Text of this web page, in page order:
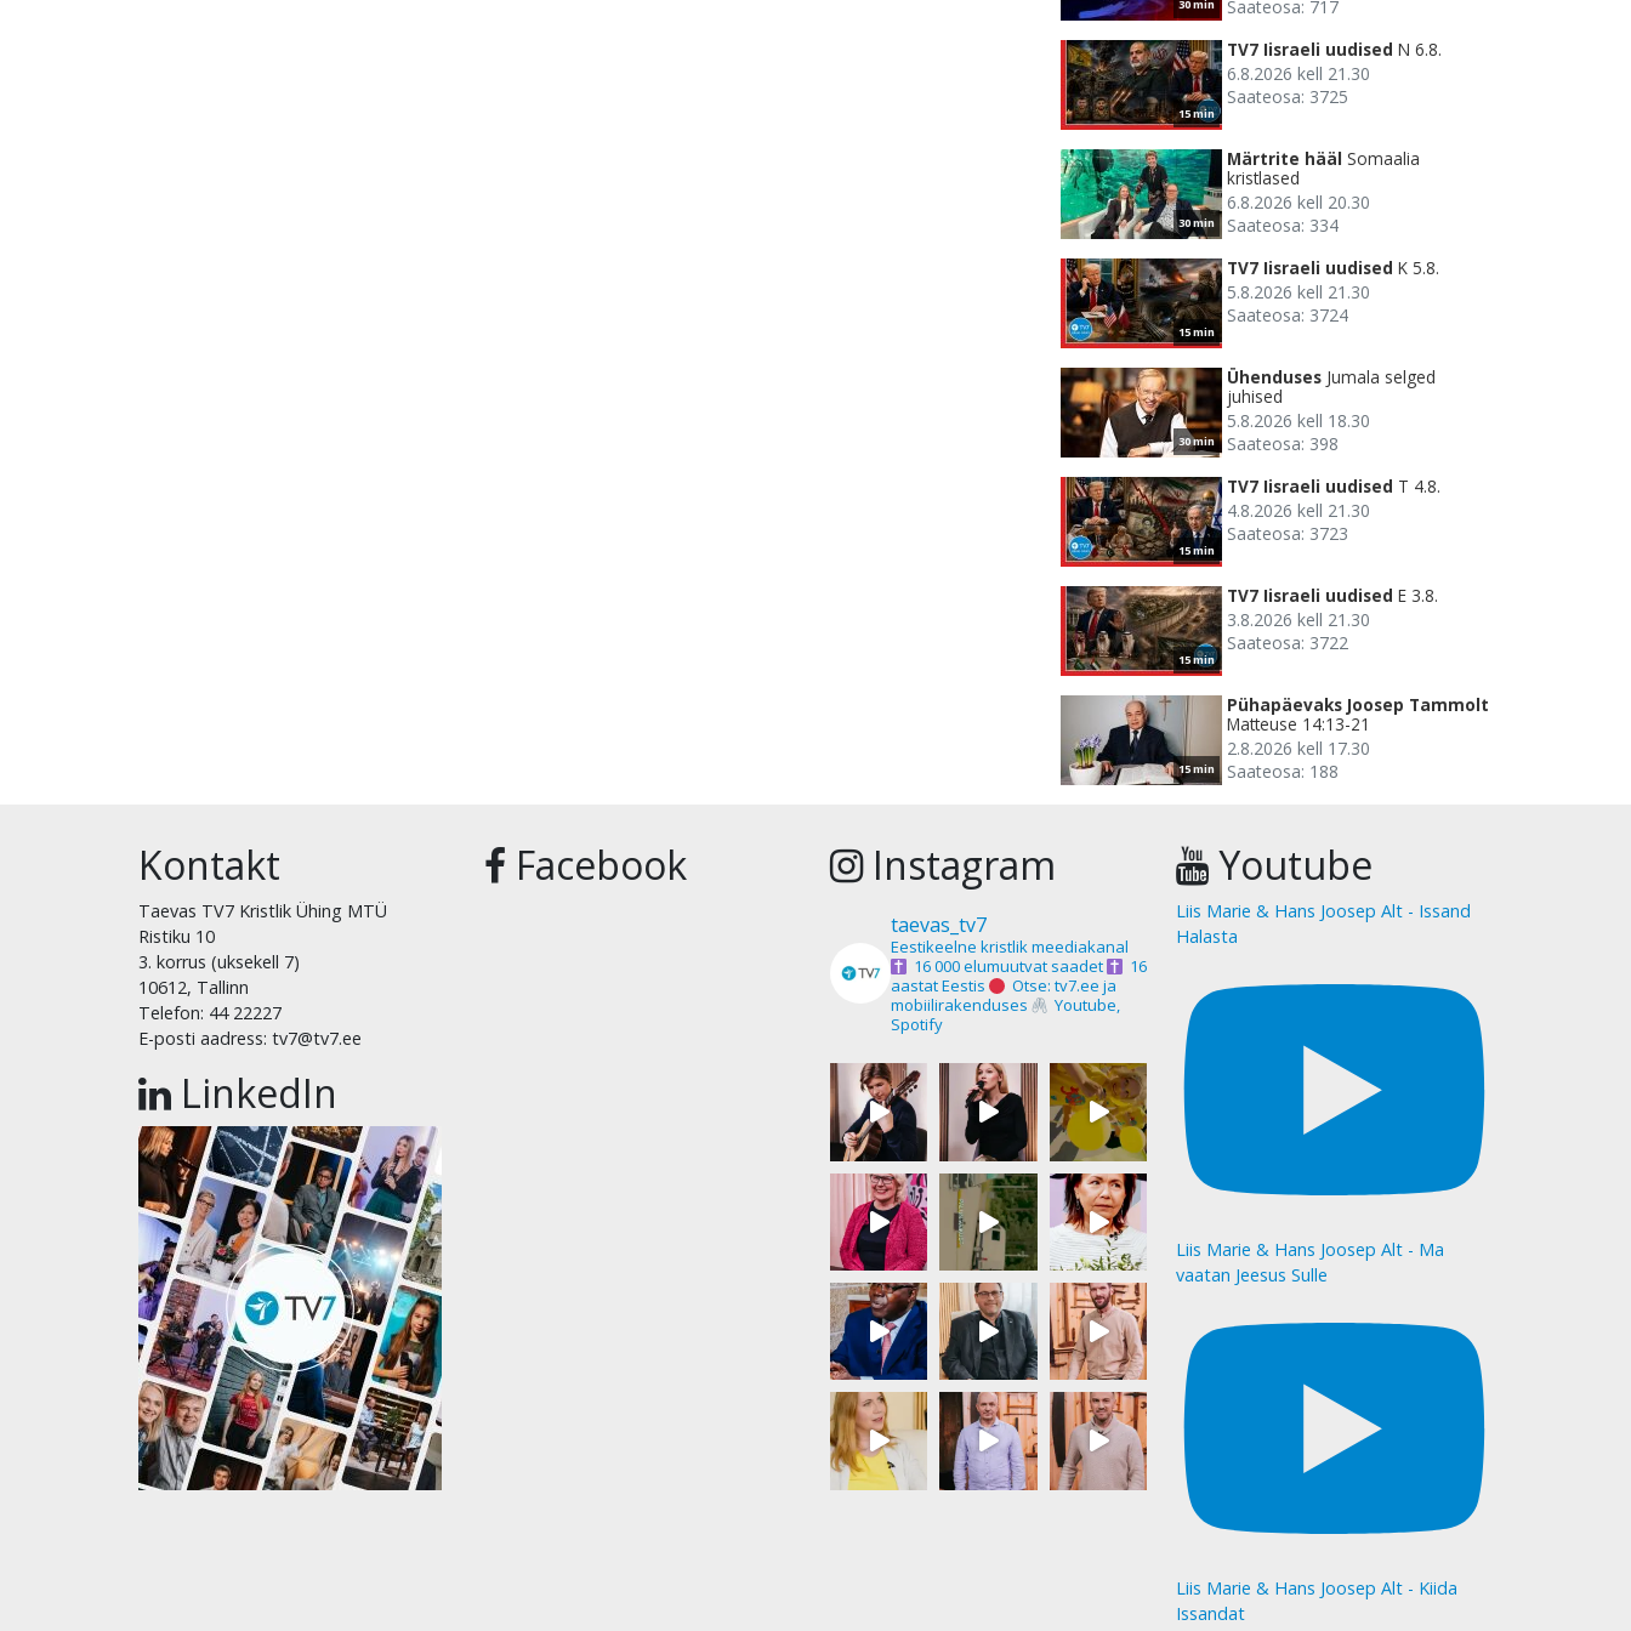
30 min Saateosa: 717
15 min
TV7 Iisraeli uudised N 6.8.
6.8.2026 kell 21.30
Saateosa: 3725
30 min
Märtrite hääl Somaalia
kristlased
6.8.2026 kell 20.30
Saateosa: 334
15 min
TV7 Iisraeli uudised K 5.8.
5.8.2026 kell 21.30
Saateosa: 3724
30 min
Ühenduses Jumala selged
juhised
5.8.2026 kell 18.30
Saateosa: 398
15 min
TV7 Iisraeli uudised T 4.8.
4.8.2026 kell 21.30
Saateosa: 3723
15 min
TV7 Iisraeli uudised E 3.8.
3.8.2026 kell 21.30
Saateosa: 3722
15 min
Pühapäevaks Joosep Tammolt
Matteuse 14:13-21
2.8.2026 kell 17.30
Saateosa: 188
Kontakt
Taevas TV7 Kristlik Ühing MTÜ
Ristiku 10
3. korrus (uksekell 7)
10612, Tallinn
Telefon: 44 22227
E-posti aadress: tv7@tv7.ee
LinkedIn
Facebook Instagram
taevas_tv7
Eestikeelne kristlik meediakanal
16 000 elumuutvat saadet
16
aastat Eestis
Otse: tv7.ee ja
mobiilirakenduses
Youtube,
Spotify
Youtube
Liis Marie & Hans Joosep Alt - Issand
Halasta
Liis Marie & Hans Joosep Alt - Ma
vaatan Jeesus Sulle
Liis Marie & Hans Joosep Alt - Kiida
Issandat